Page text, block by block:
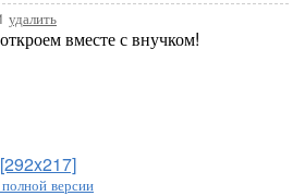
удалить
вместе с внучком!
[292x217]
версии